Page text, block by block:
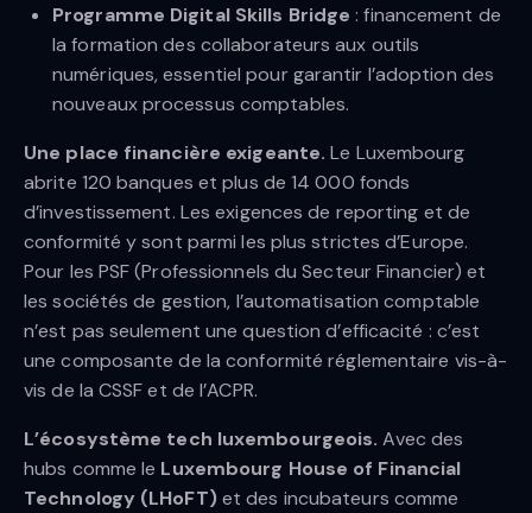
Programme Digital Skills Bridge : financement de
la formation des collaborateurs aux outils
numériques, essentiel pour garantir l’adoption des
nouveaux processus comptables.
Une place financière exigeante. Le Luxembourg
abrite 120 banques et plus de 14 000 fonds
d’investissement. Les exigences de reporting et de
conformité y sont parmi les plus strictes d’Europe.
Pour les PSF (Professionnels du Secteur Financier) et
les sociétés de gestion, l’automatisation comptable
n’est pas seulement une question d’efficacité : c’est
une composante de la conformité réglementaire vis-à-
vis de la CSSF et de l’ACPR.
L’écosystème tech luxembourgeois. Avec des
hubs comme le Luxembourg House of Financial
Technology (LHoFT)et des incubateurs comme